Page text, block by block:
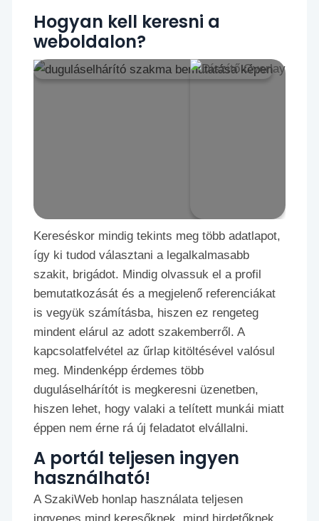
Hogyan kell keresni a
weboldalon?
Kereséskor mindig tekints meg több adatlapot,
így ki tudod választani a legalkalmasabb
szakit, brigádot. Mindig olvassuk el a profil
bemutatkozását és a megjelenő referenciákat
is vegyük számításba, hiszen ez rengeteg
mindent elárul az adott szakemberről. A
kapcsolatfelvétel az űrlap kitöltésével valósul
meg. Mindenképp érdemes több
duguláselhárítót is megkeresni üzenetben,
hiszen lehet, hogy valaki a telített munkái miatt
éppen nem érne rá új feladatot elvállalni.
A portál teljesen ingyen
használható!
A SzakiWeb honlap használata teljesen